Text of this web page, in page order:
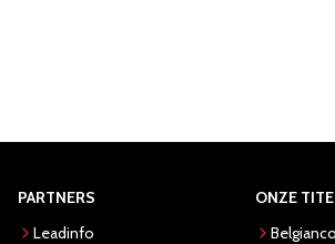
PARTNERS
Leadinfo
ONZE